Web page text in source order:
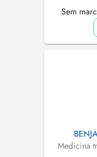
Sem
Medicina